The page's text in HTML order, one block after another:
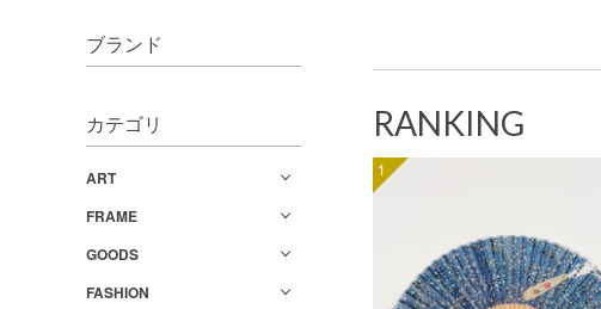
ブランド
カテゴリ
ART
FRAME
GOODS
FASHION
RANKING
1